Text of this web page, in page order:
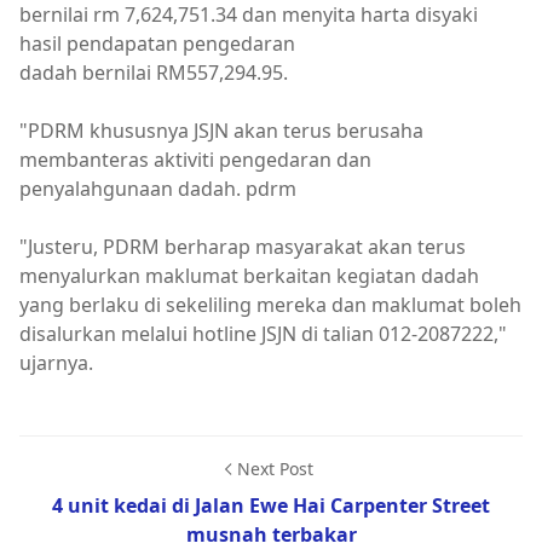
bernilai rm 7,624,751.34 dan menyita harta disyaki
hasil pendapatan pengedaran
dadah bernilai RM557,294.95.
"PDRM khususnya JSJN akan terus berusaha
membanteras aktiviti pengedaran dan
penyalahgunaan dadah. pdrm
"Justeru, PDRM berharap masyarakat akan terus
menyalurkan maklumat berkaitan kegiatan dadah
yang berlaku di sekeliling mereka dan maklumat boleh
disalurkan melalui hotline JSJN di talian 012-2087222,"
ujarnya.
Next Post
4 unit kedai di Jalan Ewe Hai Carpenter Street
musnah terbakar